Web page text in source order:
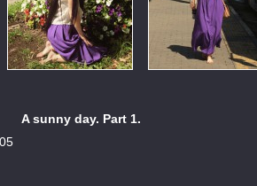
A sunny day. Part 1.